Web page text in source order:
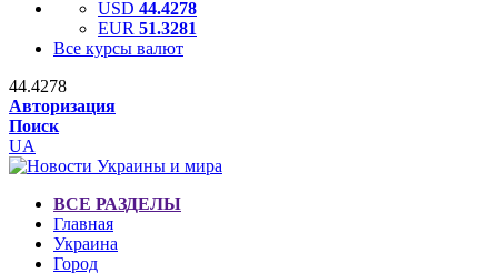
USD 44.4278
EUR 51.3281
Все курсы валют
44.4278
Авторизация
Поиск
UA
ВСЕ РАЗДЕЛЫ
Главная
Украина
Город